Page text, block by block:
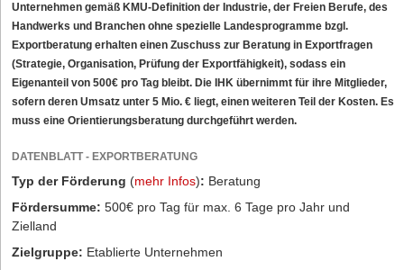
Unternehmen gemäß KMU-Definition der Industrie, der Freien Berufe, des
Handwerks und Branchen ohne spezielle Landesprogramme bzgl.
Exportberatung erhalten einen Zuschuss zur Beratung in Exportfragen
(Strategie, Organisation, Prüfung der Exportfähigkeit), sodass ein
Eigenanteil von 500€ pro Tag bleibt. Die IHK übernimmt für ihre Mitglieder,
sofern deren Umsatz unter 5 Mio. € liegt, einen weiteren Teil der Kosten. Es
muss eine Orientierungsberatung durchgeführt werden.
DATENBLATT - EXPORTBERATUNG
Typ der Förderung (mehr Infos): Beratung
Fördersumme: 500€ pro Tag für max. 6 Tage pro Jahr und
Zielland
Zielgruppe: Etablierte Unternehmen